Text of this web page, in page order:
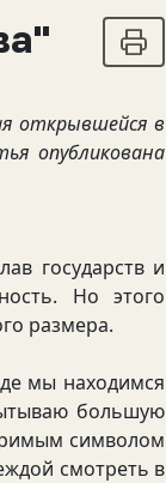
открывшейся в
опубликована
государств и
Но этого
размера.
мы находимся
большую
символом
смотреть в